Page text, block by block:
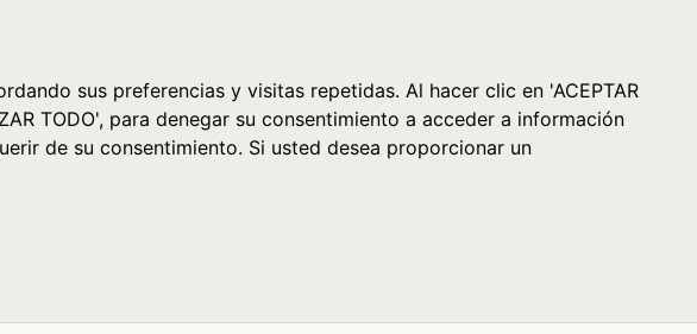
sus preferencias y visitas repetidas. Al hacer clic en 'ACEPTAR
TODO', para denegar su consentimiento a acceder a información
de su consentimiento. Si usted desea proporcionar un